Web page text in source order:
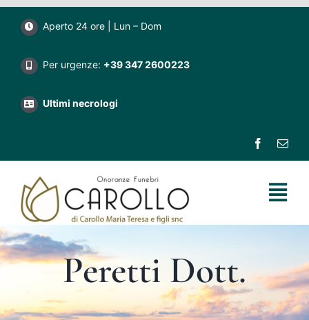
Salta
contenuto
Aperto 24 ore | Lun – Dom
Per urgenze: +39 347 2600223
Ultimi necrologi
Home
Impresa funebre Carollo
Peretti Dott.